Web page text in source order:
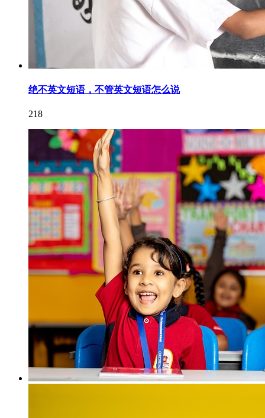
绝不英文短语，不管英文短语怎么说
218